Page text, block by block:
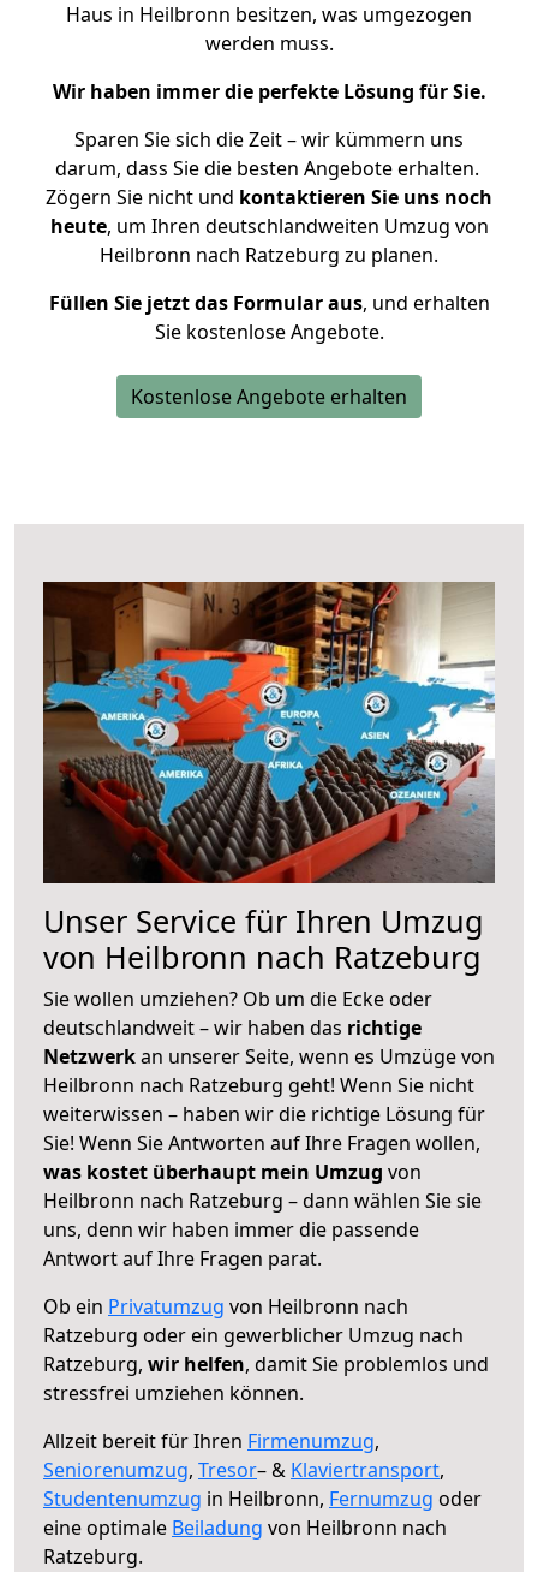
Haus in Heilbronn besitzen, was umgezogen
werden muss.
Wir haben immer die perfekte Lösung für Sie.
Sparen Sie sich die Zeit – wir kümmern uns
darum, dass Sie die besten Angebote erhalten.
Zögern Sie nicht und kontaktieren Sie uns noch
heute, um Ihren deutschlandweiten Umzug von
Heilbronn nach Ratzeburg zu planen.
Füllen Sie jetzt das Formular aus, und erhalten
Sie kostenlose Angebote.
Kostenlose Angebote erhalten
Unser Service für Ihren Umzug
von Heilbronn nach Ratzeburg
Sie wollen umziehen? Ob um die Ecke oder
deutschlandweit – wir haben das richtige
Netzwerkan unserer Seite, wenn es Umzüge von
Heilbronn nach Ratzeburg geht! Wenn Sie nicht
weiterwissen – haben wir die richtige Lösung für
Sie! Wenn Sie Antworten auf Ihre Fragen wollen,
was kostet überhaupt mein Umzug von
Heilbronn nach Ratzeburg – dann wählen Sie sie
uns, denn wir haben immer die passende
Antwort auf Ihre Fragen parat.
Ob ein Privatumzug von Heilbronn nach
Ratzeburg oder ein gewerblicher Umzug nach
Ratzeburg, wir helfen, damit Sie problemlos und
stressfrei umziehen können.
Allzeit bereit für Ihren Firmenumzug,
Seniorenumzug, Tresor– & Klaviertransport,
Studentenumzug in Heilbronn, Fernumzug oder
eine optimale Beiladung von Heilbronn nach
Ratzeburg.